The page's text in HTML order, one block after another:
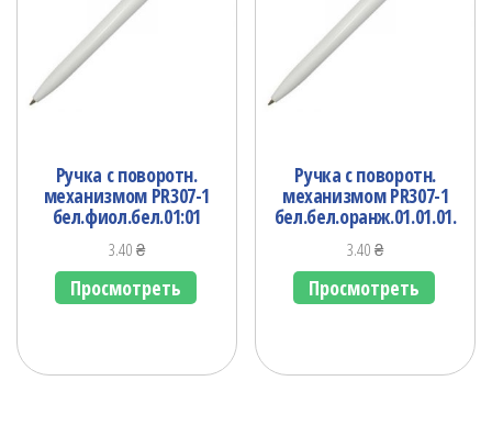
Ручка с поворотн.
механизмом PR307-1
бел.фиол.бел.01:01
3.40₴
Просмотреть
Ручка с поворотн.
механизмом PR307-1
бел.бел.оранж.01.01.01.
3.40₴
Просмотреть